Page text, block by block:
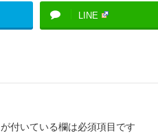
LINE
が付いている欄は必須項目です